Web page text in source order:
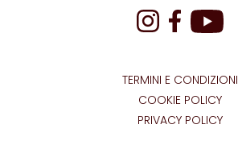
TERMINI E CONDIZIONI
COOKIE POLICY
PRIVACY POLICY